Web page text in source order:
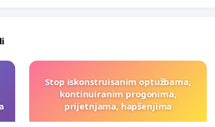
Stop iskonstruisanim optužbama,
kontinuiranim progonima,
prijetnjama, hapšenjima